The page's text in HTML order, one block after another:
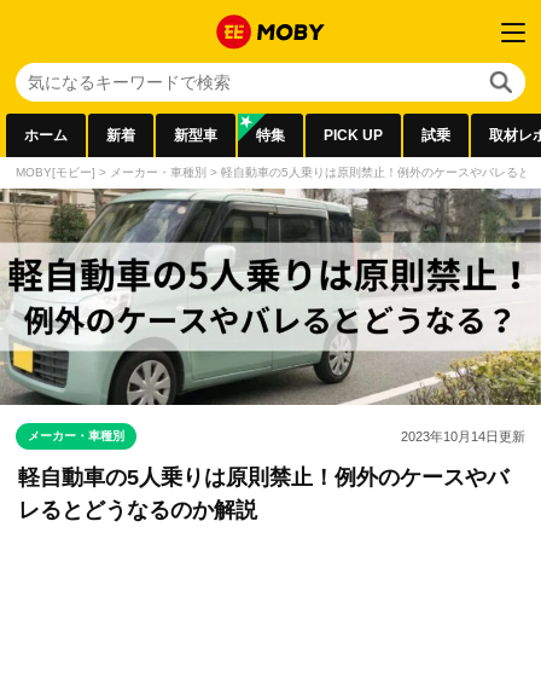
ホーム 新着 新型車 特集 PICK UP 試乗 取材レ
MOBY[モビー] > メーカー・車種別 > 軽自動車の5人乗りは原則禁止！例外のケースやバレると
メーカー・車種別 2023年10月14日更新
軽自動車の5人乗りは原則禁止！例外のケースやバ
レるとどうなるのか解説